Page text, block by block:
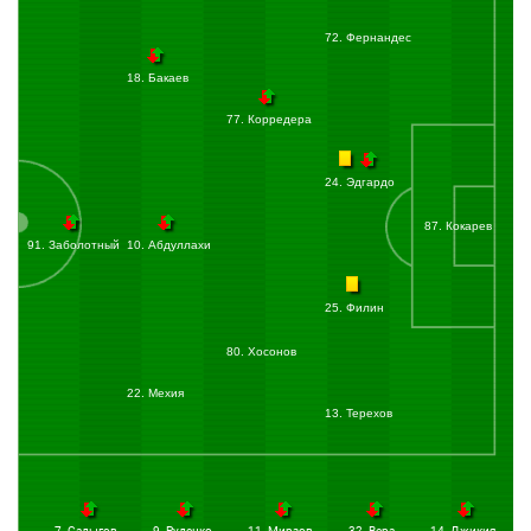
открылся между двух защитников и головой отправил мяч в сетку.
Компенсированное время тайма — 4 минуты.
Виктор Са пошел в дриблинг на фланге. Фаринья не дал себя обыграть.
1:0 после первого тайма. Команды уходят на перерыв.
Начало второго тайма:
47:26 Абдуллахи подал с фланга. Агкацев сыграл на выходе и забрал мяч.
Удар по воротам:
пределов штрафной в створ ворот. Мяч пойман вратарём.
Батчи сместился с фланга и отдал передачу на Виктора Са, который пробил с
Заболотный Антон(Химки) бьёт головой из штрафной.
Фернандес обыгрался с партнером на фланге и подал в штрафную. Заболотный
забивает гол. АссистентКордоба Джон(Краснодар). Счёт 2:0.
VAR проверяет эпизод.
87. Кокарев
72. Фернандес
25. Филин
24. Эдгардо
13. Терехов
80. Хосонов
77. Корредера
22. Мехия
18. Бакаев
10. Абдуллахи
91. Заболотный